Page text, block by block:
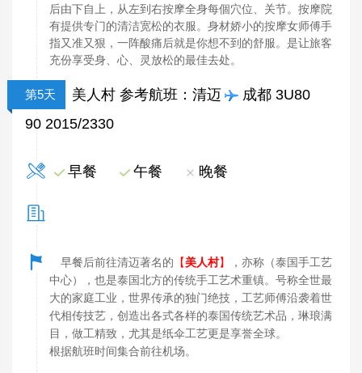
后由下自上，从左到右按摩全身每個穴位、关节。按摩院
有提供专门的清洁宽松的衣服。身材娇小的按摩女师傅手
指又准又狠，一阵酸痛后就是你想不到的舒服。是让旅客
充份享受身、心、灵放松的最佳去处。
第5天 美人村 参考航班：清迈
成都 3U80
90 2015/2330
早餐 午餐 晚餐
早餐后前往清迈著名的 【美人村】
，亦称（泰国手工艺
中心），也是泰国北方的传统手工艺术重镇。号称全世最
大的家庭工业，世界传承的独门绝技，工艺师傅沿袭着世
代相传技艺，创造出各式各样的泰国传统艺术品，琳琅满
目，做工精致，尤其是纸伞工艺更是享誉全球。
根据航班时间集合前往机场。